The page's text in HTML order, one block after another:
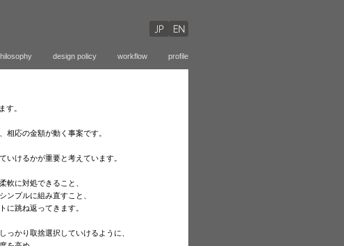
profile
workflow
design policy
す。
相応の金額が動く事案です。
いけるかが重要と考えています。
軟に対処できること、
ンプルに組み直すこと、
に跳ね返ってきます。
っかり取捨選択していけるように、